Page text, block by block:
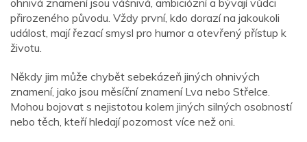
ohnivá znamení jsou vášnivá, ambiciózní a bývají vůdci
přirozeného původu. Vždy první, kdo dorazí na jakoukoli
událost, mají řezací smysl pro humor a otevřený přístup k
životu.
Někdy jim může chybět sebekázeň jiných ohnivých
znamení, jako jsou měsíční znamení Lva nebo Střelce.
Mohou bojovat s nejistotou kolem jiných silných osobností
nebo těch, kteří hledají pozornost více než oni.